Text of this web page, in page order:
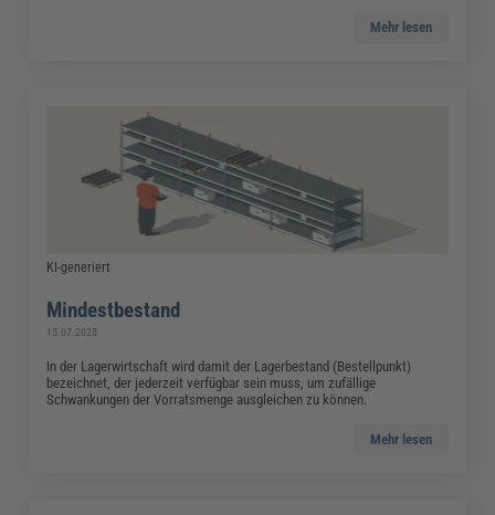
Mehr lesen
KI-generiert
Mindestbestand
15.07.2025
In der Lagerwirtschaft wird damit der Lagerbestand (Bestellpunkt)
bezeichnet, der jederzeit verfügbar sein muss, um zufällige
Schwankungen der Vorratsmenge ausgleichen zu können.
Mehr lesen